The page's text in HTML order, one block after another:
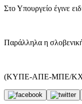
Στο Υπουργείο έγινε
Παράλληλα η
(ΚΥΠΕ-ΑΠΕ-ΜΠΕ/